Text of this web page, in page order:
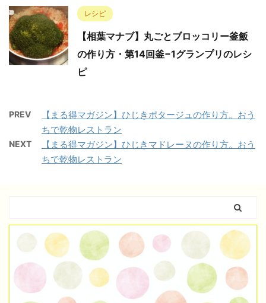
レシピ
【相葉マナブ】丸ごとブロッコリー釜飯
の作り方・第14回釜−1グランプリのレシ
ピ
PREV
【まる得マガジン】ひじきポタージュの作り方。おう
ちで乾物レストラン
NEXT
【まる得マガジン】ひじきマドレーヌの作り方。おう
ちで乾物レストラン